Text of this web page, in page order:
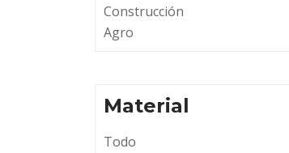
Construcción
Agro
Material
Todo